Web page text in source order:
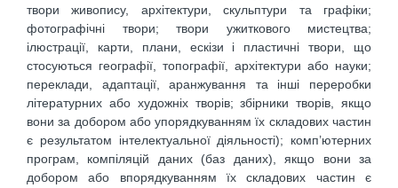
твори живопису, архітектури, скульптури та графіки;
фотографічні твори; твори ужиткового мистецтва;
ілюстрації, карти, плани, ескізи і пластичні твори, що
стосуються географії, топографії, архітектури або науки;
переклади, адаптації, аранжування та інші переробки
літературних або художніх творів; збірники творів, якщо
вони за добором або упорядкуванням їх складових частин
є результатом інтелектуальної діяльності); комп’ютерних
програм, компіляцій даних (баз даних), якщо вони за
добором або впорядкуванням їх складових частин є